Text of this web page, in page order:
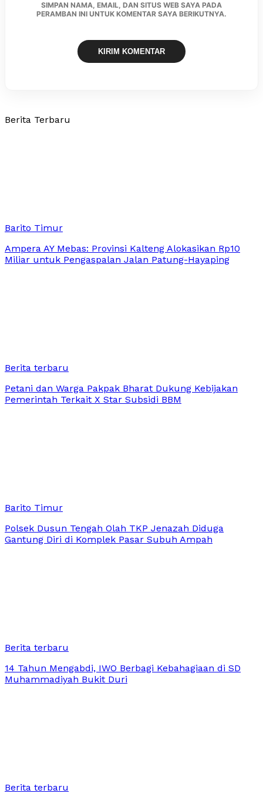
SIMPAN NAMA, EMAIL, DAN SITUS WEB SAYA PADA
PERAMBAN INI UNTUK KOMENTAR SAYA BERIKUTNYA.
Berita Terbaru
Barito Timur
Ampera AY Mebas: Provinsi Kalteng Alokasikan Rp10
Miliar untuk Pengaspalan Jalan Patung-Hayaping
Berita terbaru
Petani dan Warga Pakpak Bharat Dukung Kebijakan
Pemerintah Terkait X Star Subsidi BBM
Barito Timur
Polsek Dusun Tengah Olah TKP Jenazah Diduga
Gantung Diri di Komplek Pasar Subuh Ampah
Berita terbaru
14 Tahun Mengabdi, IWO Berbagi Kebahagiaan di SD
Muhammadiyah Bukit Duri
Berita terbaru